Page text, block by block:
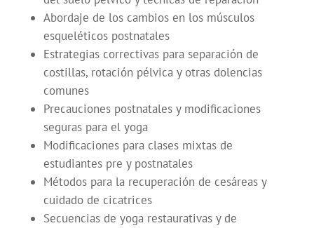
Abordaje de los cambios en los músculos
esqueléticos postnatales
Estrategias correctivas para separación de
costillas, rotación pélvica y otras dolencias
comunes
Precauciones postnatales y modificaciones
seguras para el yoga
Modificaciones para clases mixtas de
estudiantes pre y postnatales
Métodos para la recuperación de cesáreas y
cuidado de cicatrices
Secuencias de yoga restaurativas y de